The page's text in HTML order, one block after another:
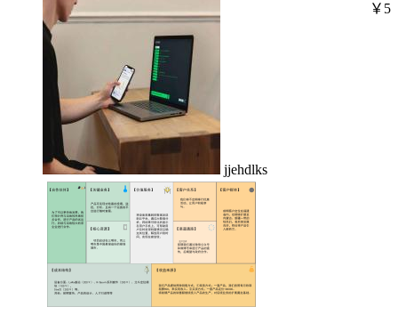
jjehdlks
￥5